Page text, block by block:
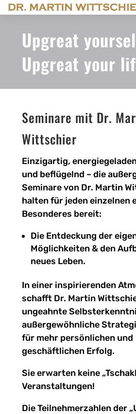
Upgreat
Upgreat your
Seminare mit Dr.
Wittschier
Einzigartig,
und beflügelnd – die
Seminare von Dr. Martin
halten für jeden einzelnen
Besonderes bereit:
Die Entdeckung der
Möglichkeiten & den
neues Leben.
In einer inspirierenden
schafft Dr. Martin
ungeahnte
außergewöhnliche
für mehr persönlichen und
geschäftlichen Erfolg.
Sie erwarten keine
Veranstaltungen!
Die Teilnehmerzahlen der